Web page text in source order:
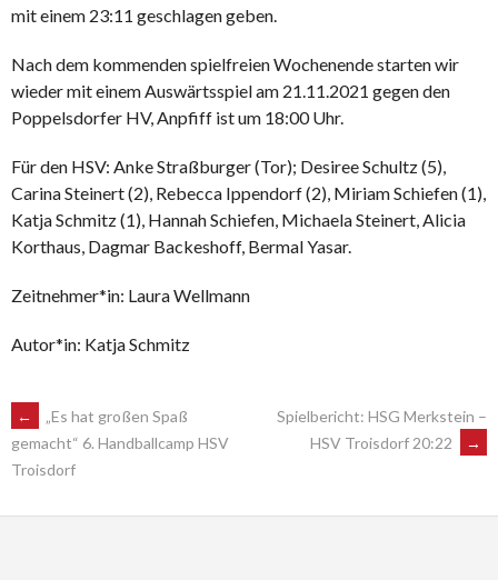
mit einem 23:11 geschlagen geben.
Nach dem kommenden spielfreien Wochenende starten wir
wieder mit einem Auswärtsspiel am 21.11.2021 gegen den
Poppelsdorfer HV, Anpfiff ist um 18:00 Uhr.
Für den HSV: Anke Straßburger (Tor); Desiree Schultz (5),
Carina Steinert (2), Rebecca Ippendorf (2), Miriam Schiefen (1),
Katja Schmitz (1), Hannah Schiefen, Michaela Steinert, Alicia
Korthaus, Dagmar Backeshoff, Bermal Yasar.
Zeitnehmer*in: Laura Wellmann
Autor*in: Katja Schmitz
POST
NAVIGATION
←
„Es hat großen Spaß
gemacht“ 6. Handballcamp HSV
Troisdorf
Spielbericht: HSG Merkstein –
HSV Troisdorf 20:22
→